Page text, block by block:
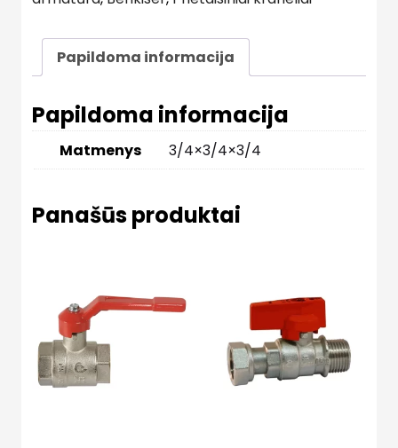
Papildoma informacija
Papildoma informacija
Matmenys 3/4×3/4×3/4
Panašūs produktai